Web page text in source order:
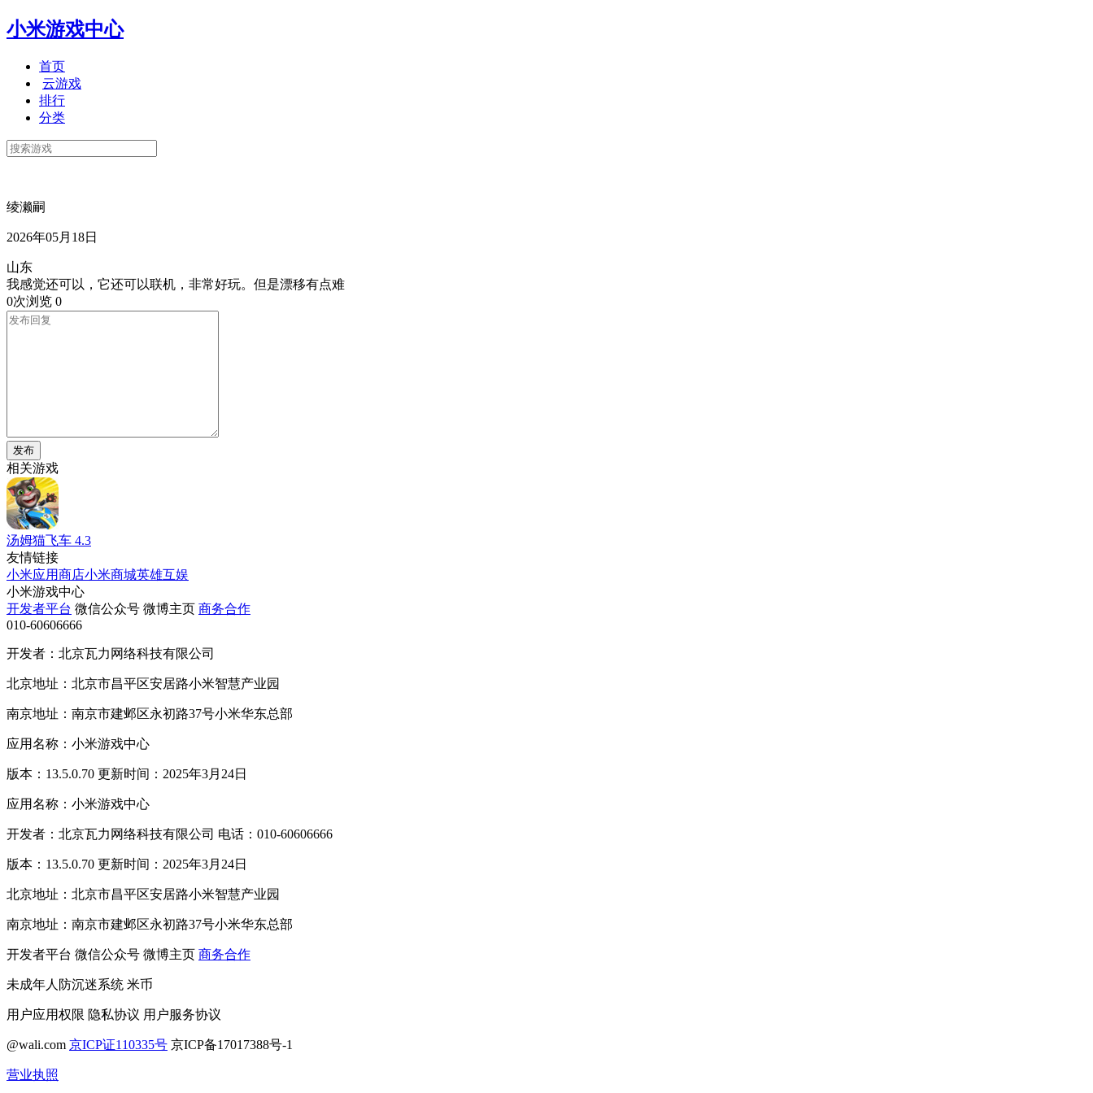
小米游戏中心
首页
云游戏
排行
分类
绫濑嗣
2026年05月18日
山东
我感觉还可以，它还可以联机，非常好玩。但是漂移有点难
0次浏览 0
发布
相关游戏
汤姆猫飞车 4.3
友情链接
小米应用商店小米商城英雄互娱
小米游戏中心
开发者平台 微信公众号 微博主页 商务合作
010-60606666
开发者：北京瓦力网络科技有限公司
北京地址：北京市昌平区安居路小米智慧产业园
南京地址：南京市建邺区永初路37号小米华东总部
应用名称：小米游戏中心
版本：13.5.0.70 更新时间：2025年3月24日
应用名称：小米游戏中心
开发者：北京瓦力网络科技有限公司 电话：010-60606666
版本：13.5.0.70 更新时间：2025年3月24日
北京地址：北京市昌平区安居路小米智慧产业园
南京地址：南京市建邺区永初路37号小米华东总部
开发者平台 微信公众号 微博主页 商务合作
未成年人防沉迷系统 米币
用户应用权限 隐私协议 用户服务协议
@wali.com 京ICP证110335号 京ICP备17017388号-1
营业执照